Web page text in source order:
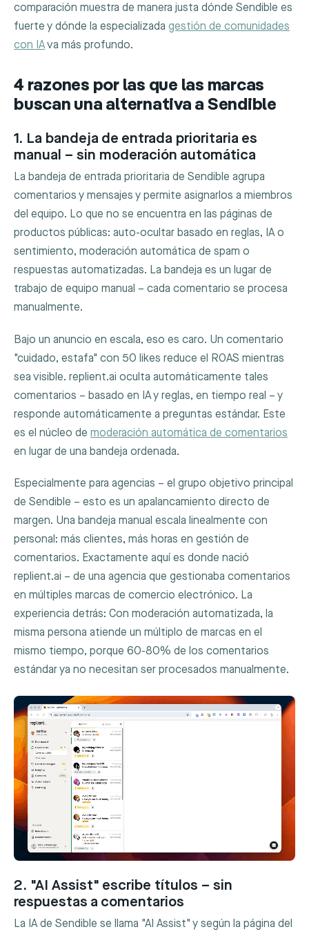
comparación muestra de manera justa dónde Sendible es
fuerte y dónde la especializada gestión de comunidades
con IAva más profundo.
4 razones por las que las marcas
buscan una alternativa a Sendible
1. La bandeja de entrada prioritaria es
manual – sin moderación automática
La bandeja de entrada prioritaria de Sendible agrupa
comentarios y mensajes y permite asignarlos a miembros
del equipo. Lo que no se encuentra en las páginas de
productos públicas: auto-ocultar basado en reglas, IA o
sentimiento, moderación automática de spam o
respuestas automatizadas. La bandeja es un lugar de
trabajo de equipo manual – cada comentario se procesa
manualmente.
Bajo un anuncio en escala, eso es caro. Un comentario
"cuidado, estafa" con 50 likes reduce el ROAS mientras
sea visible. replient.ai oculta automáticamente tales
comentarios – basado en IA y reglas, en tiempo real – y
responde automáticamente a preguntas estándar. Este
es el núcleo de moderación automática de comentarios
en lugar de una bandeja ordenada.
Especialmente para agencias – el grupo objetivo principal
de Sendible – esto es un apalancamiento directo de
margen. Una bandeja manual escala linealmente con
personal: más clientes, más horas en gestión de
comentarios. Exactamente aquí es donde nació
replient.ai – de una agencia que gestionaba comentarios
en múltiples marcas de comercio electrónico. La
experiencia detrás: Con moderación automatizada, la
misma persona atiende un múltiplo de marcas en el
mismo tiempo, porque 60-80% de los comentarios
estándar ya no necesitan ser procesados manualmente.
2. "AI Assist" escribe títulos – sin
respuestas a comentarios
La IA de Sendible se llama "AI Assist" y según la página del